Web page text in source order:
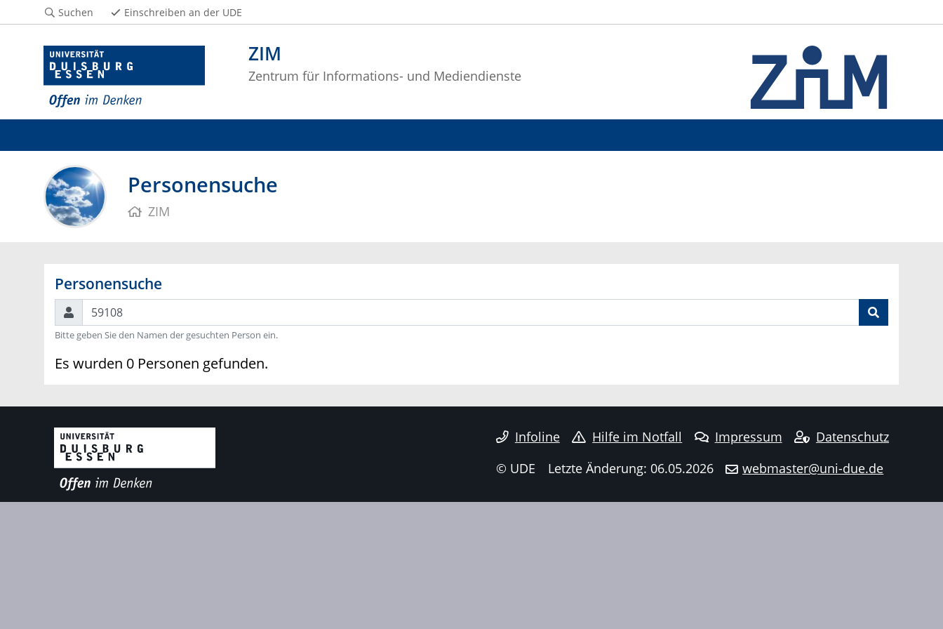
ZIM
Zentrum für Informations- und Mediendienste
Suchen Einschreiben an der UDE
Personensuche
ZIM
Personensuche
Suchen
Bitte geben Sie den Namen der gesuchten Person ein.
Es wurden 0 Personen gefunden.
Infoline Hilfe im Notfall Impressum
Datenschutz
© UDE
Letzte Änderung: 06.05.2026 webmaster@uni-due.de